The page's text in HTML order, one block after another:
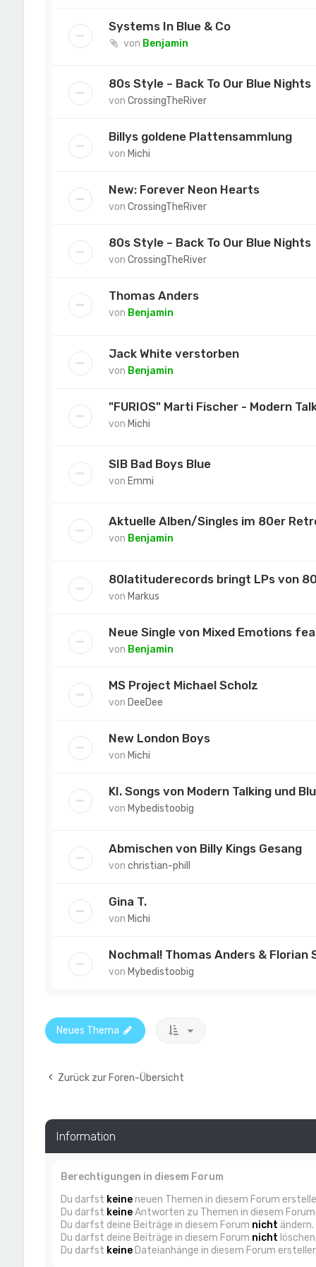
Systems In Blue & Co
von Benjamin
80s Style – Back To Our Blue Nights
von CrossingTheRiver
Billys goldene Plattensammlung
von Michi
New: Forever Neon Hearts
von CrossingTheRiver
80s Style – Back To Our Blue Nights
von CrossingTheRiver
Thomas Anders
von Benjamin
Jack White verstorben
von Benjamin
"FURIOS" Marti Fischer - Modern
von Michi
SIB Bad Boys Blue
von Emmi
Aktuelle Alben/Singles im 80er
von Benjamin
80latituderecords bringt LPs von
von Markus
Neue Single von Mixed Emotions
von Benjamin
MS Project Michael Scholz
von DeeDee
New London Boys
von Michi
KI. Songs von Modern Talking und
von Mybedistoobig
Abmischen von Billy Kings Gesang
von christian-phill
Gina T.
von Michi
Nochmal! Thomas Anders & Florian
von Mybedistoobig
Neues Thema
Zurück zur Foren-Übersicht
Information
Berechtigungen in diesem Forum
Du darfst keineneuen Themen in diesem Forum
Du darfst keineAntworten zu Themen in diesem
Du darfst deine Beiträge in diesem Forum nicht ändern.
Du darfst deine Beiträge in diesem Forum nicht
Du darfst keineDateianhänge in diesem Forum